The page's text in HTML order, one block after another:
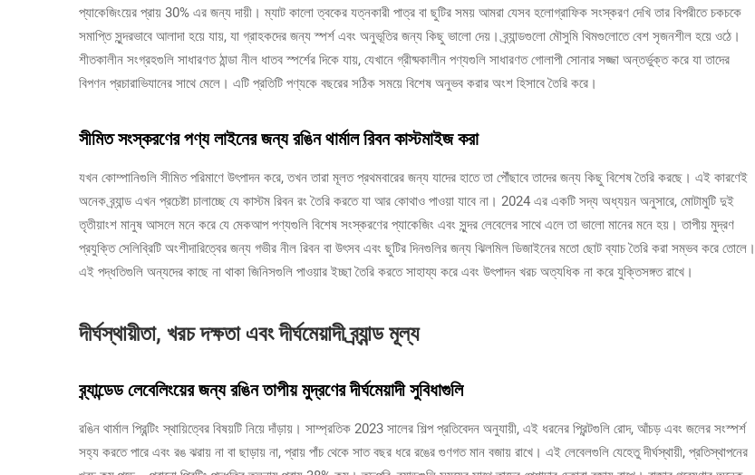
প্যাকেজিংয়ের প্রায় 30% এর জন্য দায়ী। ম্যাট কালো ত্বকের যত্নকারী পাত্র বা ছুটির সময় আমরা যেসব হলোগ্রাফিক সংস্করণ দেখি তার বিপরীতে চকচকে
সমাপ্তি সুন্দরভাবে আলাদা হয়ে যায়, যা গ্রাহকদের জন্য স্পর্শ এবং অনুভূতির জন্য কিছু ভালো দেয়। ব্র্যান্ডগুলো মৌসুমি থিমগুলোতে বেশ সৃজনশীল হয়ে ওঠে।
শীতকালীন সংগ্রহগুলি সাধারণত ঠান্ডা নীল ধাতব স্পর্শের দিকে যায়, যেখানে গ্রীষ্মকালীন পণ্যগুলি সাধারণত গোলাপী সোনার সজ্জা অন্তর্ভুক্ত করে যা তাদের
বিপণন প্রচারাভিযানের সাথে মেলে। এটি প্রতিটি পণ্যকে বছরের সঠিক সময়ে বিশেষ অনুভব করার অংশ হিসাবে তৈরি করে।
সীমিত সংস্করণের পণ্য লাইনের জন্য রঙিন থার্মাল রিবন কাস্টমাইজ করা
যখন কোম্পানিগুলি সীমিত পরিমাণে উৎপাদন করে, তখন তারা মূলত প্রথমবারের জন্য যাদের হাতে তা পৌঁছাবে তাদের জন্য কিছু বিশেষ তৈরি করছে। এই কারণেই
অনেক ব্র্যান্ড এখন প্রচেষ্টা চালাচ্ছে যে কাস্টম রিবন রং তৈরি করতে যা আর কোথাও পাওয়া যাবে না। 2024 এর একটি সদ্য অধ্যয়ন অনুসারে, মোটামুটি দুই
তৃতীয়াংশ মানুষ আসলে মনে করে যে মেকআপ পণ্যগুলি বিশেষ সংস্করণের প্যাকেজিং এবং সুন্দর লেবেলের সাথে এলে তা ভালো মানের মনে হয়। তাপীয় মুদ্রণ
প্রযুক্তি সেলিব্রিটি অংশীদারিত্বের জন্য গভীর নীল রিবন বা উৎসব এবং ছুটির দিনগুলির জন্য ঝিলমিল ডিজাইনের মতো ছোট ব্যাচ তৈরি করা সম্ভব করে তোলে।
এই পদ্ধতিগুলি অন্যদের কাছে না থাকা জিনিসগুলি পাওয়ার ইচ্ছা তৈরি করতে সাহায্য করে এবং উৎপাদন খরচ অত্যধিক না করে যুক্তিসঙ্গত রাখে।
দীর্ঘস্থায়ীতা, খরচ দক্ষতা এবং দীর্ঘমেয়াদী ব্র্যান্ড মূল্য
ব্র্যান্ডেড লেবেলিংয়ের জন্য রঙিন তাপীয় মুদ্রণের দীর্ঘমেয়াদী সুবিধাগুলি
রঙিন থার্মাল প্রিন্টিং স্থায়িত্বের বিষয়টি নিয়ে দাঁড়ায়। সাম্প্রতিক 2023 সালের শিল্প প্রতিবেদন অনুযায়ী, এই ধরনের প্রিন্টগুলি রোদ, আঁচড় এবং জলের সংস্পর্শ
সহ্য করতে পারে এবং রঙ ঝরায় না বা ছাড়ায় না, প্রায় পাঁচ থেকে সাত বছর ধরে রঙের গুণগত মান বজায় রাখে। এই লেবেলগুলি যেহেতু দীর্ঘস্থায়ী, প্রতিস্থাপনের